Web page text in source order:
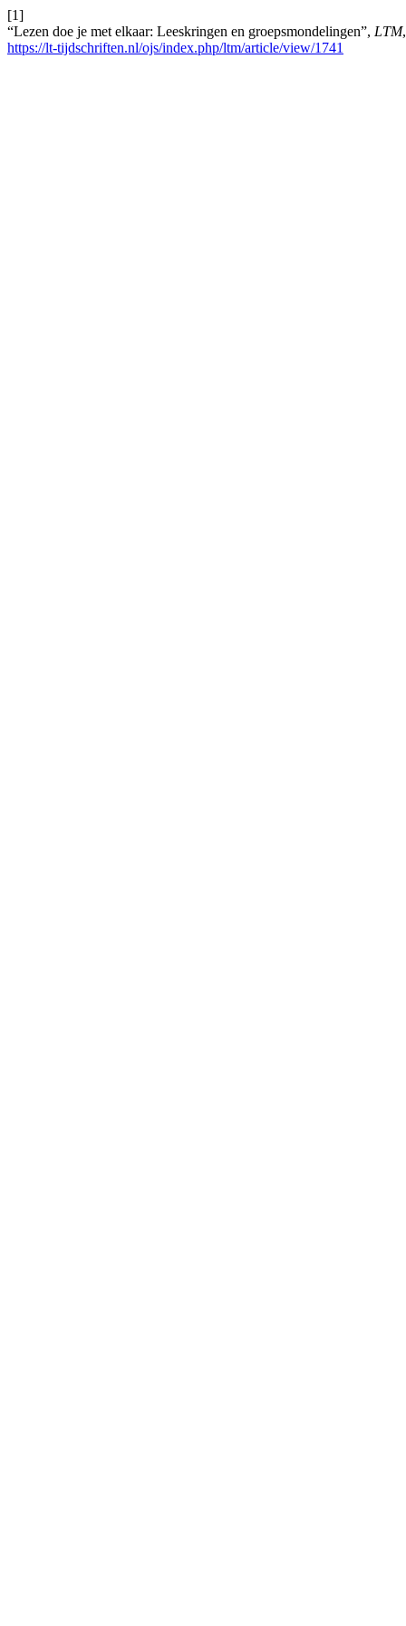
[1]
“Lezen doe je met elkaar: Leeskringen en groepsmondelingen”, LTM
https://lt-tijdschriften.nl/ojs/index.php/ltm/article/view/1741